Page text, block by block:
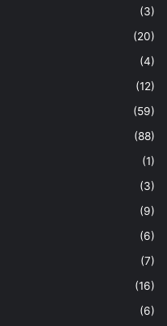
(3)
(20)
(4)
(12)
(59)
(88)
(1)
(3)
(9)
(6)
(7)
(16)
(6)